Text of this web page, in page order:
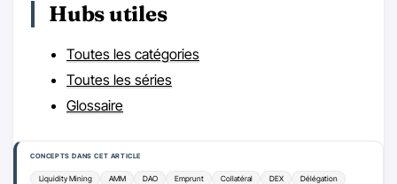
Hubs utiles
Toutes les catégories
Toutes les séries
Glossaire
CONCEPTS DANS CET ARTICLE
Liquidity Mining AMM DAO Emprunt Collatéral DEX Délégation